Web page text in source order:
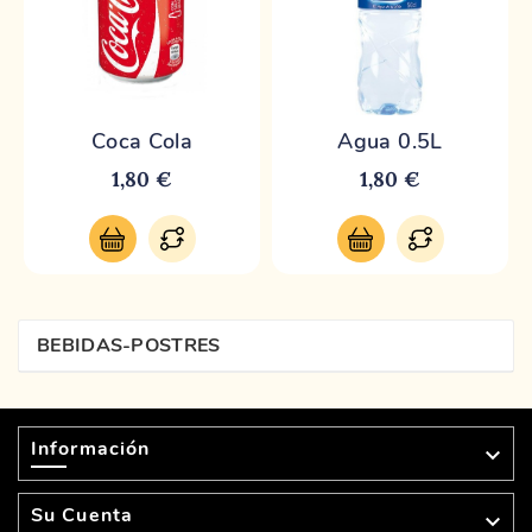
Coca Cola
1,80 €
Agua 0.5L
1,80 €
BEBIDAS-POSTRES
Información 
Su Cuenta 